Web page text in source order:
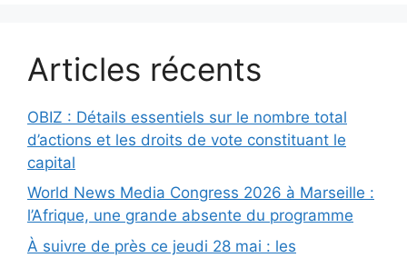
Articles récents
OBIZ : Détails essentiels sur le nombre total
d’actions et les droits de vote constituant le
capital
World News Media Congress 2026 à Marseille :
l’Afrique, une grande absente du programme
À suivre de près ce jeudi 28 mai : les